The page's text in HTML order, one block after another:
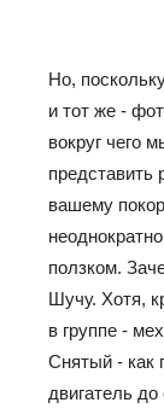
Но,
и тот же -
вокруг чего
представить
вашему
ползком.
Шучу. Хотя,
в группе -
Снятый - как
двигатель до